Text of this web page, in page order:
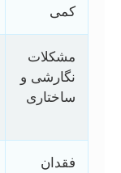
کمی
مشکلات
نگارشی و
ساختاری
فقدان